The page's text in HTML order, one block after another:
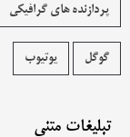
پردازنده های گرافیکی
گوگل یوتیوب
تبلیغات متنی